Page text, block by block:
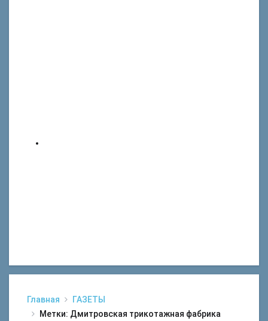
Главная
ГАЗЕТЫ
Метки: Дмитровская трикотажная фабрика